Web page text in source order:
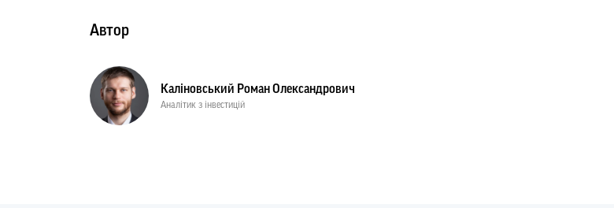
Автор
Каліновський Роман Олександрович
Аналітик з інвестицій